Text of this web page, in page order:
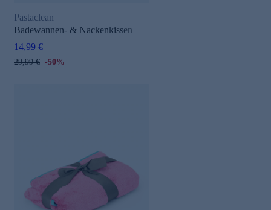
Pastaclean
Badewannen- & Nackenkissen
14,99 €
29,99 € -50%